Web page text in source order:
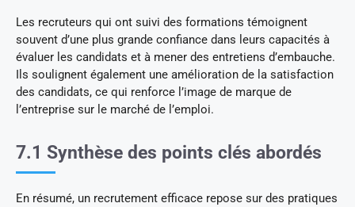
Les recruteurs qui ont suivi des formations témoignent
souvent d’une plus grande confiance dans leurs capacités à
évaluer les candidats et à mener des entretiens d’embauche.
Ils soulignent également une amélioration de la satisfaction
des candidats, ce qui renforce l’image de marque de
l’entreprise sur le marché de l’emploi.
7.1 Synthèse des points clés abordés
En résumé, un recrutement efficace repose sur des pratiques